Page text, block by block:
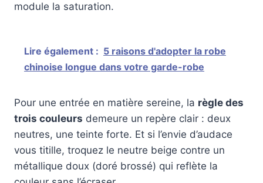
module la saturation.
Lire également : 5 raisons d'adopter la robe
chinoise longue dans votre garde-robe
Pour une entrée en matière sereine, la règle des
trois couleurs demeure un repère clair : deux
neutres, une teinte forte. Et si l’envie d’audace
vous titille, troquez le neutre beige contre un
métallique doux (doré brossé) qui reflète la